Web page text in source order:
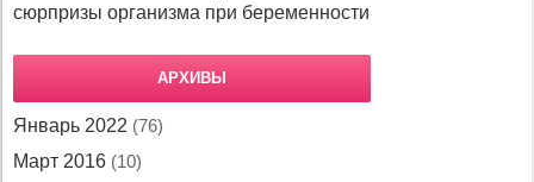
сюрпризы организма при беременности
АРХИВЫ
Январь 2022 (76)
Март 2016 (10)